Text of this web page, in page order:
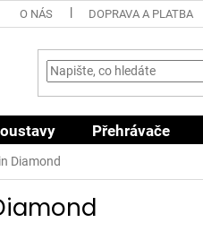
O NÁS DOPRAVA A PLATBA
Přehrávače
Diamond